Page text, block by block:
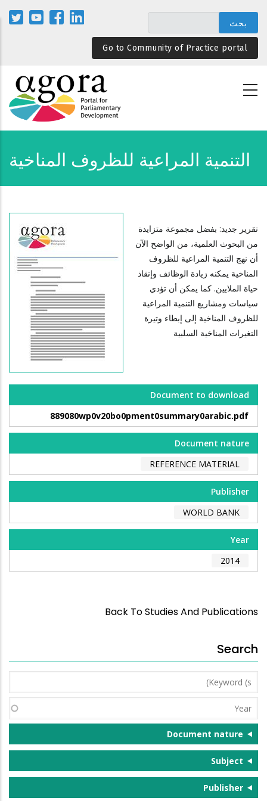
المحتوى
الرئيسيGo to Community of Practice portal
التنمية المراعية للظروف المناخية
تقرير جديد: بفضل مجموعة متزايدة
من البحوث العلمية، من الواضح الآن
أن نهج التنمية المراعية للظروف
المناخية يمكنه زيادة الوظائف وإنقاذ
حياة الملايين. كما يمكن أن تؤدي
سياسات ومشاريع التنمية المراعية
للظروف المناخية إلى إبطاء وتيرة
التغيرات المناخية السلبية
Document to download
889080wp0v20bo0pment0summary0arabic.pdf
Document nature
REFERENCE MATERIAL
Publisher
WORLD BANK
Year
2014
Back To Studies And Publications
Search
Keyword
(s)
Year
Document nature
Subject
Publisher